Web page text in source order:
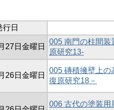
行日
27日金曜日
005 南門の柱間
原研究13-
26日金曜日
005 磚積擁壁上
復原研究18－
006 古代の塗装